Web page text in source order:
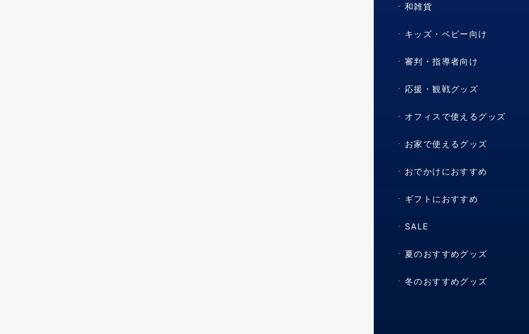
和雑貨
キッズ・ベビー向け
審判・指導者向け
応援・観戦グッズ
オフィスで使えるグッズ
お家で使えるグッズ
おでかけにおすすめ
ギフトにおすすめ
SALE
夏のおすすめグッズ
冬のおすすめグッズ